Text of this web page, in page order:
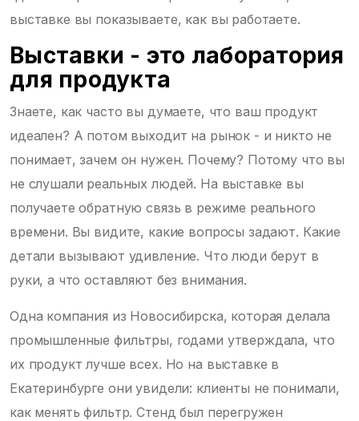
выставке вы показываете, как вы работаете.
Выставки - это лаборатория
для продукта
Знаете, как часто вы думаете, что ваш продукт
идеален? А потом выходит на рынок - и никто не
понимает, зачем он нужен. Почему? Потому что вы
не слушали реальных людей. На выставке вы
получаете обратную связь в режиме реального
времени. Вы видите, какие вопросы задают. Какие
детали вызывают удивление. Что люди берут в
руки, а что оставляют без внимания.
Одна компания из Новосибирска, которая делала
промышленные фильтры, годами утверждала, что
их продукт лучше всех. Но на выставке в
Екатеринбурге они увидели: клиенты не понимали,
как менять фильтр. Стенд был перегружен